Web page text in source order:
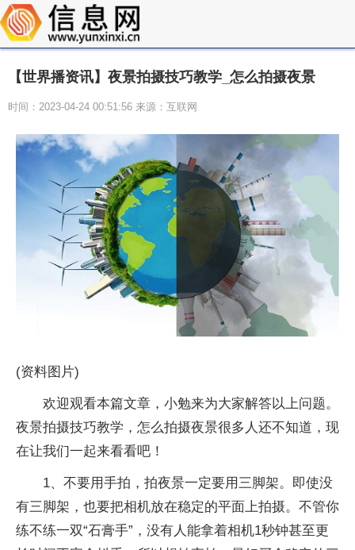
【世界播资讯】夜景拍摄技巧教学_怎么拍摄夜景
时间：2023-04-24 00:51:56 来源：互联网
(资料图片)
欢迎观看本篇文章，小勉来为大家解答以上问题。
夜景拍摄技巧教学，怎么拍摄夜景很多人还不知道，现
在让我们一起来看看吧！
1、不要用手拍，拍夜景一定要用三脚架。即使没
有三脚架，也要把相机放在稳定的平面上拍摄。不管你
练不练一双“石膏手”，没有人能拿着相机1秒钟甚至更